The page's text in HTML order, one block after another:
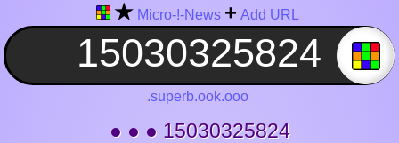
★ Micro-!-News + Add URL
.superb.ook.ooo
● ● ● 15030325824